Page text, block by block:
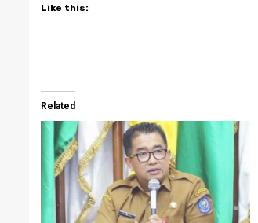
Like this:
Related